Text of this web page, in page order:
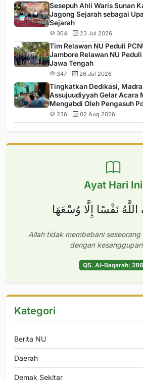
Sesepuh Ahli Waris Sunan
Jagong Sejarah sebagai
Sejarah
364 23 Jul 2026
Tim Relawan NU Peduli
Jambore Relawan NU
Jawa Tengah
347 26 Jul 2026
Tingkatkan Dedikasi,
Assujuudiyyah Gelar Acara
Mengabdi Oleh Pengasuh
236 02 Aug 2026
Ayat Hari Ini
اللَّهُ نَفْسًا إِلَّا وُسْعَهَا
Allah tidak membebani seseorang
dengan
QS. Al-Baqarah: 286
Kategori
Berita NU
Daerah
Demak Sekitar